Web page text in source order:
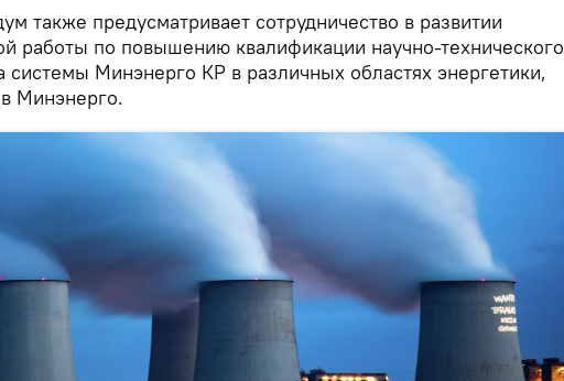
также предусматривает сотрудничество в развитии
работы по повышению квалификации научно-технического
системы Минэнерго КР в различных областях энергетики,
Минэнерго.